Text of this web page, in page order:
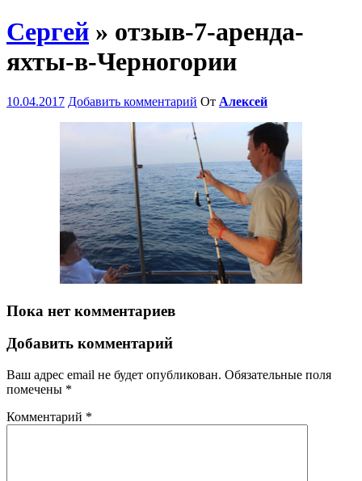
Сергей » отзыв-7-аренда-
яхты-в-Черногории
10.04.2017 Добавить комментарий От Алексей
Пока нет комментариев
Добавить комментарий
Ваш адрес email не будет опубликован. Обязательные поля
помечены *
Комментарий *